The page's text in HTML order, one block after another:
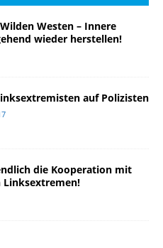
Westen – Innere
wieder herstellen!
auf Polizisten
die Kooperation mit